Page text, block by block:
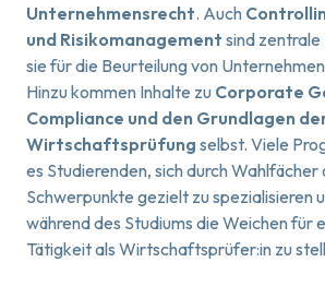
Unternehmensrecht. Auch
und Risikomanagement sind
sie für die Beurteilung von
Hinzu kommen Inhalte zu Corporate
Compliance und den Grundlagen
Wirtschaftsprüfung selbst. Viele
es Studierenden, sich durch Wahlfächer
Schwerpunkte gezielt zu spezialisieren
während des Studiums die Weichen für
Tätigkeit als Wirtschaftsprüfer:in zu